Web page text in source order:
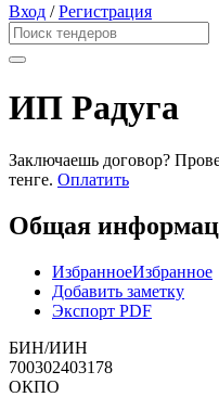
Вход /Регистрация
ИП Радуга
Заключаешь договор?
тенге. Оплатить
Общая
ИзбранноеИзбранное
Добавить заметку
Экспорт PDF
БИН/ИИН
700302403178
ОКПО